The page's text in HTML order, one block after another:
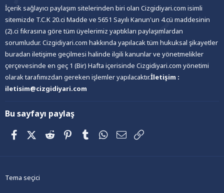
İçerik sağlayıcı paylaşım sitelerinden biri olan Cizgidiyari.com isimli
sitemizde T.C.K 20.ci Madde ve 5651 Sayılı Kanun'un 4.cü maddesinin
(2).ci fıkrasına göre tüm üyelerimiz yaptıkları paylaşımlardan
sorumludur. Cizgidiyari.com hakkında yapılacak tüm hukuksal şikayetler
buradan iletişime geçilmesi halinde ilgili kanunlar ve yönetmelikler
çerçevesinde en geç 1 (Bir) Hafta içerisinde Cizgidiyari.com yönetimi
olarak tarafımızdan gereken işlemler yapılacaktır.İletişim :
iletisim@cizgidiyari.com
Bu sayfayı paylaş
FacebookX (Twitter)
Reddit PinterestTumblrWhatsApp
E-posta
Tema seçici